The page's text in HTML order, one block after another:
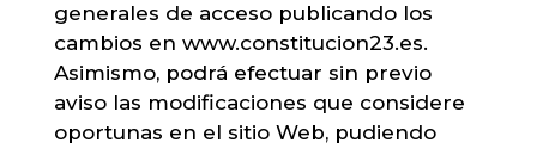
generales de acceso publicando los
cambios en www.constitucion23.es.
Asimismo, podrá efectuar sin previo
aviso las modificaciones que considere
oportunas en el sitio Web, pudiendo